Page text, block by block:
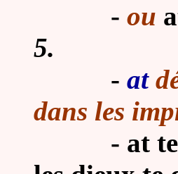
- ou
5.
- at
dans les
- at